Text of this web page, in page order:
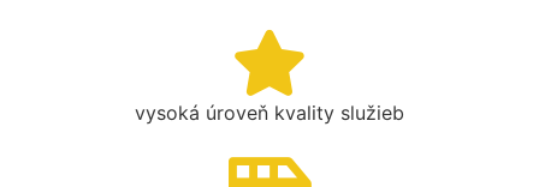
vysoká úroveň kvality služieb